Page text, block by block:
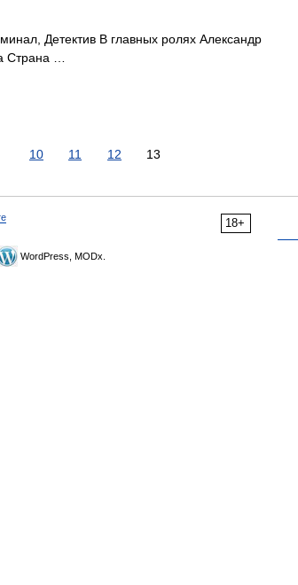
Детектив В главных ролях Александр
Страна …
10 11 12 13
18+
WordPress, MODx.